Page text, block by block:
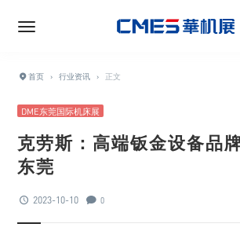
首页 › 行业资讯 › 正文
DME东莞国际机床展
克劳斯：高端钣金设备品
东莞
2023-10-10 0